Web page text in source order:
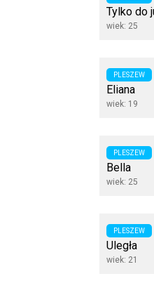
Tylko do
wiek: 25
PLESZEW
Eliana
wiek: 19
PLESZEW
Bella
wiek: 25
PLESZEW
Uległa
wiek: 21